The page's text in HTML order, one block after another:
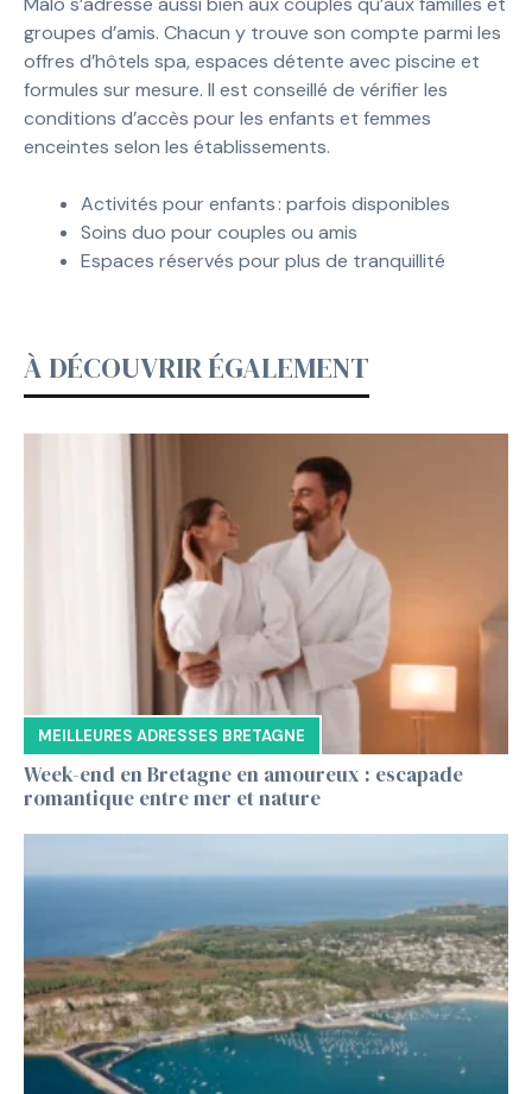
groupes d’amis. Chacun y trouve son compte parmi les
offres d’hôtels spa, espaces détente avec piscine et
formules sur mesure. Il est conseillé de vérifier les
conditions d’accès pour les enfants et femmes
enceintes selon les établissements.
Activités pour enfants : parfois disponibles
Soins duo pour couples ou amis
Espaces réservés pour plus de tranquillité
À DÉCOUVRIR ÉGALEMENT
MEILLEURES ADRESSES BRETAGNE
Week-end en Bretagne en amoureux : escapade
romantique entre mer et nature